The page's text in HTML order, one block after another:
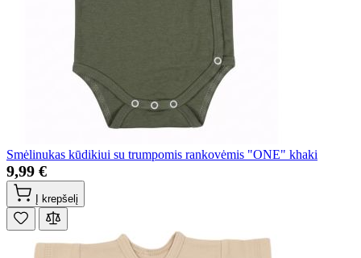
Smėlinukas kūdikiui su trumpomis rankovėmis "ONE" khaki
9,99 €
Į krepšelį